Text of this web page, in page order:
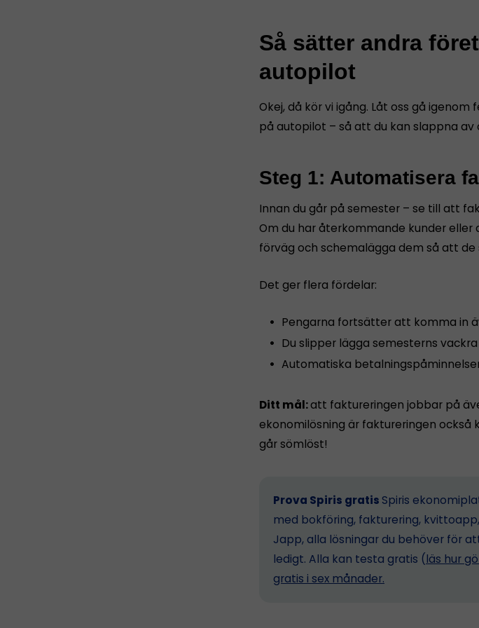
Så sätter andra
autopilot
Okej, då kör vi igång. Låt oss gå
på autopilot – så att du kan slappna
Steg 1: Automatisera
Innan du går på semester – se till att
Om du har återkommande kunder
förväg och schemalägga dem så att
Det ger flera fördelar:
Pengarna fortsätter att komma in
Du slipper lägga semesterns
Automatiska
Ditt mål:att faktureringen jobbar på
ekonomilösning är faktureringen
går sömlöst!
Prova Spiris gratis Spiris
med bokföring, fakturering,
Japp, alla lösningar du behöver för
ledigt. Alla kan testa gratis (läs hur
gratis i sex månader.